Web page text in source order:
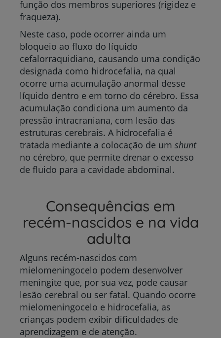
função dos membros superiores (rigidez e
fraqueza).
Neste caso, pode ocorrer ainda um
bloqueio ao fluxo do líquido
cefalorraquidiano, causando uma condição
designada como hidrocefalia, na qual
ocorre uma acumulação anormal desse
líquido dentro e em torno do cérebro. Essa
acumulação condiciona um aumento da
pressão intracraniana, com lesão das
estruturas cerebrais. A hidrocefalia é
tratada mediante a colocação de um shunt
no cérebro, que permite drenar o excesso
de fluido para a cavidade abdominal.
Consequências em
recém-nascidos e na vida
adulta
Alguns recém-nascidos com
mielomeningocelo podem desenvolver
meningite que, por sua vez, pode causar
lesão cerebral ou ser fatal. Quando ocorre
mielomeningocelo e hidrocefalia, as
crianças podem exibir dificuldades de
aprendizagem e de atenção.